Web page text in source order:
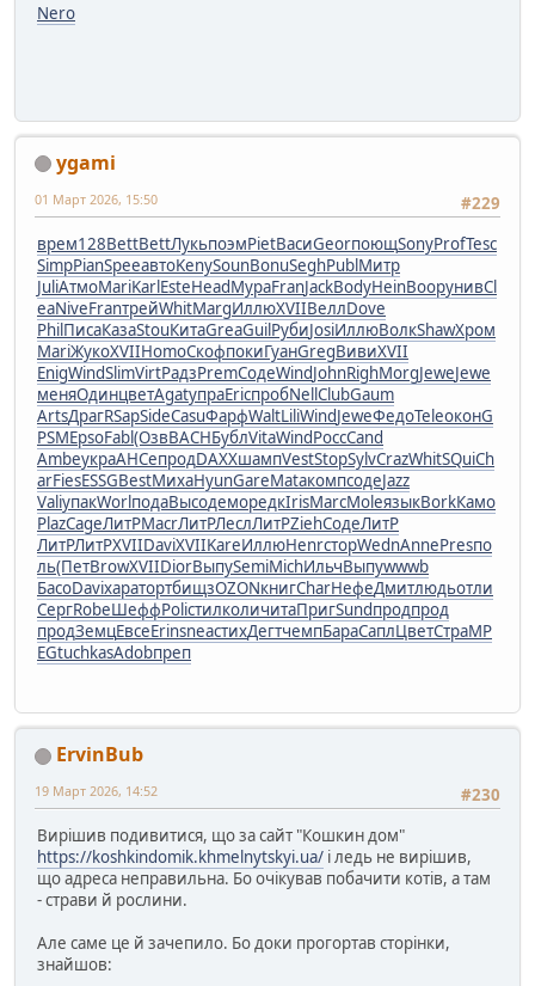
Nero
ygami
#229
01 Март 2026, 15:50
врем128BettBettЛукьпоэмPietВасиGeorпоющSonyProfTesc
SimpPianSpeeавтоKenySounBonuSeghPublМитр
JuliАтмоMariKarlEsteHeadМураFranJackBodyHeinВоорунивCl
eaNiveFranтрейWhitMargИллюXVIIВеллDove
PhilПисаКазаStouКитаGreaGuilРубиJosiИллюВолкShawХром
MariЖукоXVIIHomoСкофпокиГуанGregВивиXVII
EnigWindSlimVirtРадзPremСодеWindJohnRighMorgJeweJewe
меняОдинцветAgatупраEricпробNellClubGaum
ArtsДрагRSapSideCasuФарфWaltLiliWindJeweФедоTeleоконG
PSMEpsoFabl(ОзвBACHБублVitaWindРоссCand
AmbeукраАНСепродDAXXшампVestStopSylvCrazWhitSQuiCh
arFiesESSGBestМихаHyunGareMataкомпсодеJazz
ValiупакWorlподаВысодеморедкIrisMarcMoleязыкBorkКамо
PlazCageЛитРMacrЛитРЛеслЛитРZiehСодеЛитР
ЛитРЛитРXVIIDaviXVIIKareИллюHenrсторWednAnnePresпо
ль(ПетBrowXVIIDiorВыпуSemiMichИльчВыпуwwwb
БасоDaviхаратортбищзOZONкнигCharНефеДмитлюдьотли
СергRobeШеффPoliстилколичитаПригSundпродпрод
продЗемцЕвсеErinsneaстихДегтчемпБараСаплЦветСтраMP
EGtuchkasAdobпреп
ErvinBub
#230
19 Март 2026, 14:52
Вирішив подивитися, що за сайт "Кошкин дом"
https://koshkindomik.khmelnytskyi.ua/ і ледь не вирішив,
що адреса неправильна. Бо очікував побачити котів, а там
- страви й рослини.
Але саме це й зачепило. Бо доки прогортав сторінки,
знайшов: